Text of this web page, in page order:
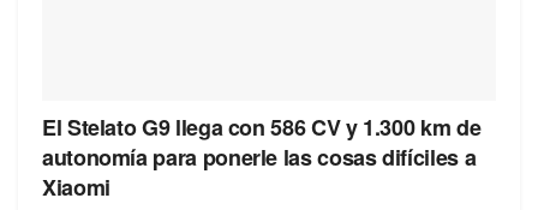
El Stelato G9 llega con 586 CV y 1.300 km de
autonomía para ponerle las cosas difíciles a
Xiaomi